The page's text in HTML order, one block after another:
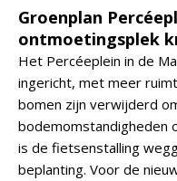
Groenplan
ontmoetingsplek
Het Percéeplein in de
ingericht, met meer
bomen zijn verwijderd
bodemomstandigheden
is de fietsenstalling
beplanting. Voor de